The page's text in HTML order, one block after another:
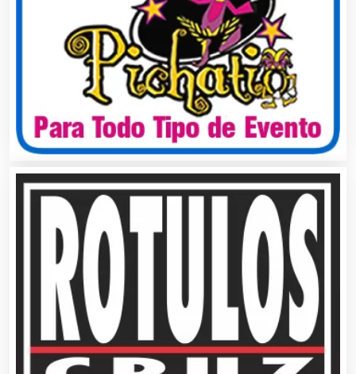
Balnearios
Bancos
Banquetes
Bares y Cantinas
Basculas
Bebidas
Belleza